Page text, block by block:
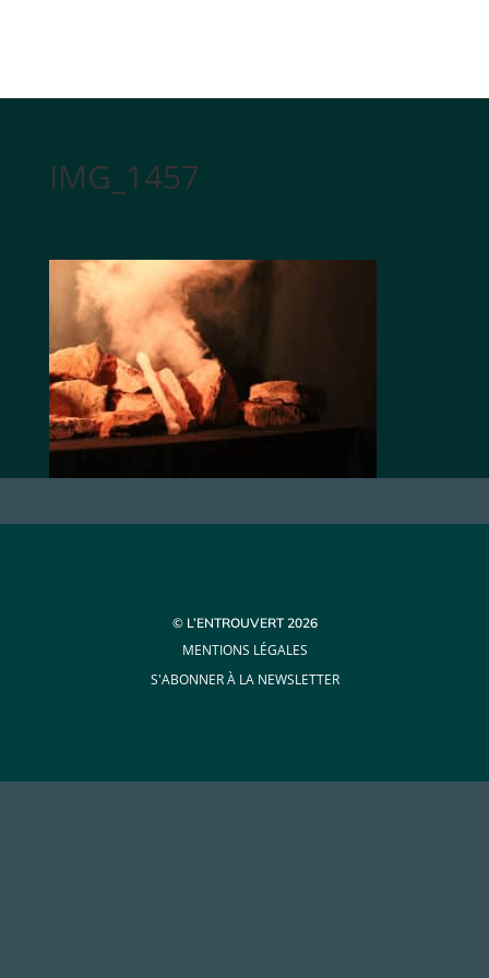
IMG_1457
© L’ENTROUVERT 2026
MENTIONS LÉGALES
S'ABONNER À LA NEWSLETTER